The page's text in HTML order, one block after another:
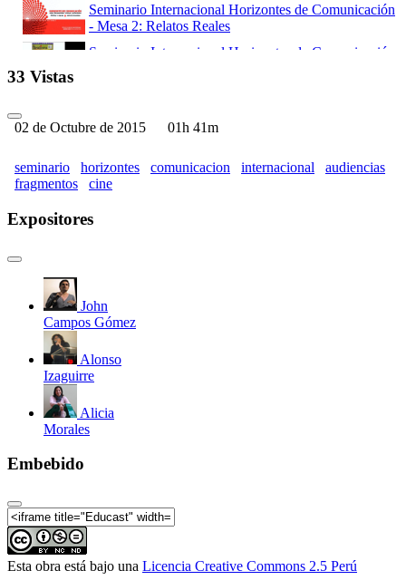
Seminario Internacional Horizontes de Comunicación
- Mesa 2: Relatos Reales
Seminario Internacional Horizontes de Comunicación
(Parte - 01)
- Preguntas Mesa 3: Redes sociales y comunicación
política (Parte 02)
- Mesa 4: Comunicación y acción colectiva (Parte 03)
- Mesa 5: Comunicación y audiencias fragmentadas.
Programadores de festivales de cine. (Parte 05)
33 Vistas
02 de Octubre de 2015 01h 41m
seminario horizontes comunicacion internacional
audiencias
fragmentos
cine
Expositores
John
Campos Gómez
Alonso
Izaguirre
Alicia
Morales
Embebido
Esta obra está bajo una Licencia Creative Commons 2.5 Perú